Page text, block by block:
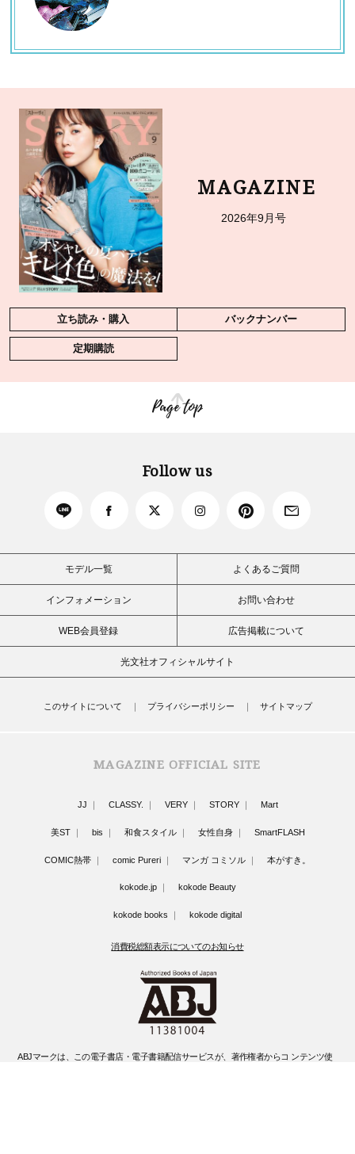
MAGAZINE
2026年9月号
立ち読み・購入 バックナンバー
定期購読
Page top
Follow us
モデル一覧 よくあるご質問
インフォメーション お問い合わせ
WEB会員登録 広告掲載について
光文社オフィシャルサイト
このサイトについて プライバシーポリシー サイトマップ
MAGAZINE OFFICIAL SITE
JJ CLASSY. VERY STORY Mart
美ST bis 和食スタイル 女性自身 SmartFLASH
COMIC熱帯 comic Pureri マンガ コミソル 本がすき。
kokode.jp kokode Beauty
kokode books kokode digital
消費税総額表示についてのお知らせ
ABJマークは、この電子書店・電子書籍配信サービスが、著作権者からコ ンテンツ使